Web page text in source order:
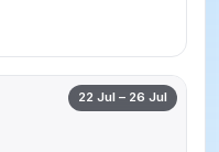
22 Jul – 26 Jul